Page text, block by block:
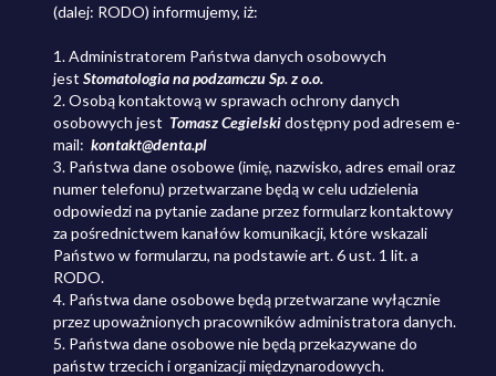
(dalej: RODO) informujemy, iż:
1. Administratorem Państwa danych osobowych
jestStomatologia na podzamczu Sp. z o.o.
2. Osobą kontaktową w sprawach ochrony danych
osobowych jest Tomasz Cegielskidostępny pod adresem e-
mail: kontakt@denta.pl
3. Państwa dane osobowe (imię, nazwisko, adres email oraz
numer telefonu) przetwarzane będą w celu udzielenia
odpowiedzi na pytanie zadane przez formularz kontaktowy
za pośrednictwem kanałów komunikacji, które wskazali
Państwo w formularzu, na podstawie art. 6 ust. 1 lit. a
RODO.
4. Państwa dane osobowe będą przetwarzane wyłącznie
przez upoważnionych pracowników administratora danych.
5. Państwa dane osobowe nie będą przekazywane do
państw trzecich i organizacji międzynarodowych.